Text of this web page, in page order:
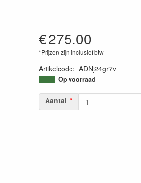
€275.00
*Prijzen zijn inclusief btw
Artikelcode: ADNj24gr7v
Op voorraad
Aantal